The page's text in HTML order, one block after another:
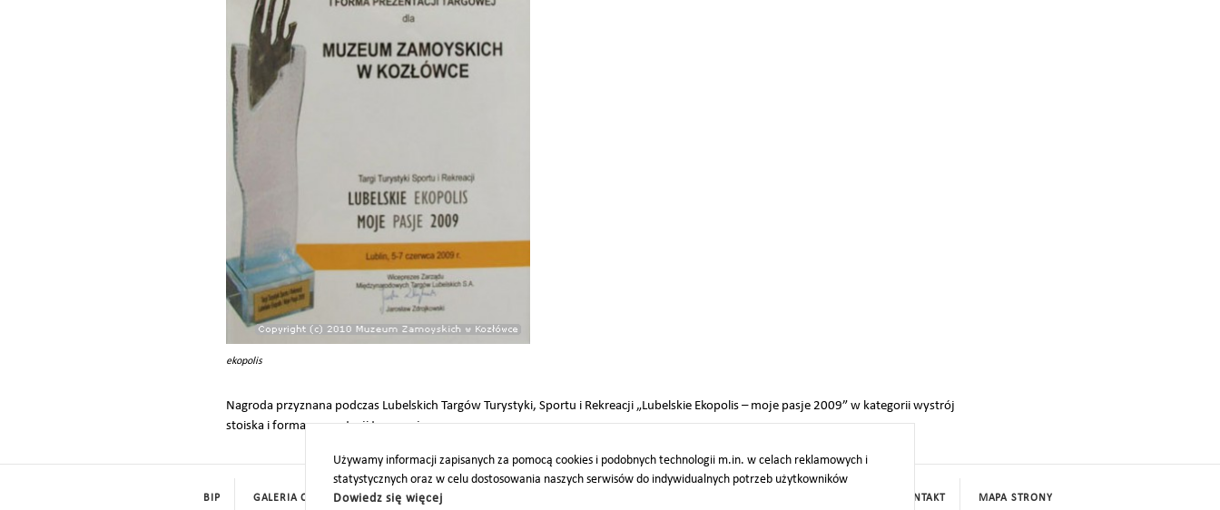
ekopolis
Nagroda przyznana podczas Lubelskich Targów Turystyki, Sportu i Rekreacji „Lubelskie Ekopolis – moje pasje 2009” w kategorii wystrój
stoiska i forma prezentacji targowej.
Używamy informacji zapisanych za pomocą cookies i podobnych technologii m.in. w celach reklamowych i
statystycznych oraz w celu dostosowania naszych serwisów do indywidualnych potrzeb użytkowników
Dowiedz się więcej
BIP GALERIA CYFROWA RODO KONTAKT MAPA STRONY